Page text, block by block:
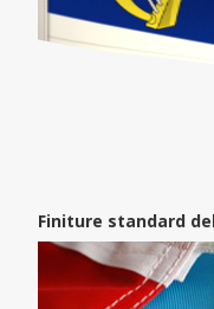
Finiture standard